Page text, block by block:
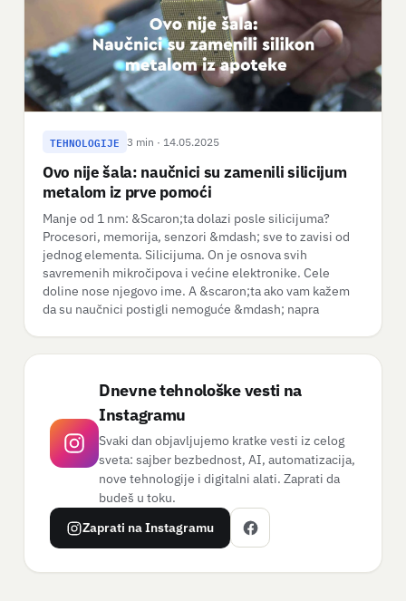
TEHNOLOGIJE 3 min · 14.05.2025
Ovo nije šala: naučnici su zamenili silicijum
metalom iz prve pomoći
Manje od 1 nm: &Scaron;ta dolazi posle silicijuma?
Procesori, memorija, senzori &mdash; sve to zavisi od
jednog elementa. Silicijuma. On je osnova svih
savremenih mikročipova i većine elektronike. Cele
doline nose njegovo ime. A &scaron;ta ako vam kažem
da su naučnici postigli nemoguće &mdash; napra
Dnevne tehnološke vesti na
Instagramu
Svaki dan objavljujemo kratke vesti iz celog
sveta: sajber bezbednost, AI, automatizacija,
nove tehnologije i digitalni alati. Zaprati da
budeš u toku.
Zaprati na Instagramu